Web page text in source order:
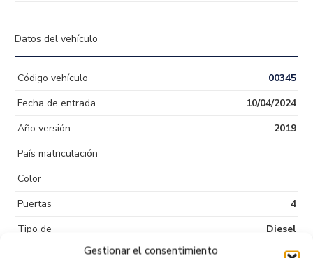
Gestionar el consentimiento
Datos del vehículo
Código vehículo
00345
Fecha de entrada
10/04/2024
Año versión
2019
País matriculación
Color
Puertas
4
Tipo de
Diesel